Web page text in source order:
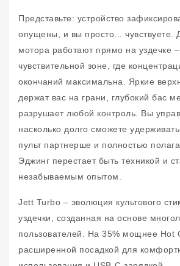
Представьте: устройство
опущены, и вы просто...
мотора работают прямо на уздечке
чувствительной зоне, где
окончаний максимальна. Яркие
держат вас на грани, глубокий бас
разрушает любой контроль. Вы
насколько долго сможете
пульт партнерше и полностью
Эджинг перестает быть техникой и
незабываемым опытом.
Jett Turbo – эволюция культового
уздечки, созданная на основе
пользователей. На 35% мощнее Hot
расширенной посадкой для